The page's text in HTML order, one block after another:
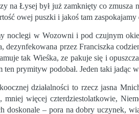
na Łysej był już zamknięty co
owej puszki i jakoś tam zaspokajamy
noclegi w Wozowni i pod czujnym
dezynfekowana przez Franciszka
tak Wieśka, ze pakuje się i
prymityw podobał. Jeden taki jadąc
działalności to rzecz jasna
mniej więcej czterdziestolatkowie,
doskonale – pora na dobry uczynek,